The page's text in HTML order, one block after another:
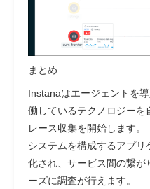
まとめ
Instanaはエージェントを
働しているテクノロジーを
レース収集を開始します。
システムを構成するアプ
化され、サービス間の繋が
ーズに調査が行えます。